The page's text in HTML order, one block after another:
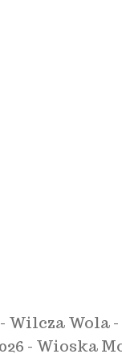
Wilcza Wola -
- Wioska